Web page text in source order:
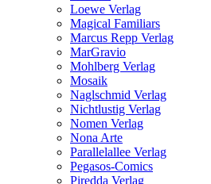
Loewe Verlag
Magical Familiars
Marcus Repp Verlag
MarGravio
Mohlberg Verlag
Mosaik
Naglschmid Verlag
Nichtlustig Verlag
Nomen Verlag
Nona Arte
Parallelallee Verlag
Pegasos-Comics
Piredda Verlag